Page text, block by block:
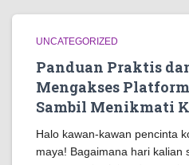
UNCATEGORIZED
Panduan Praktis
Mengakses
Sambil Menikmati
Halo kawan-kawan pencinta
maya! Bagaimana hari kalian